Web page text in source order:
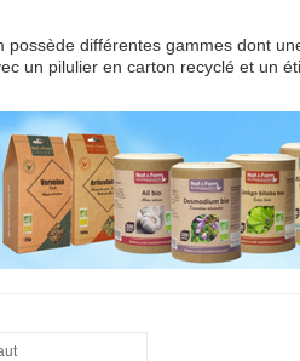
possède différentes gammes dont
un pilulier en carton recyclé et un